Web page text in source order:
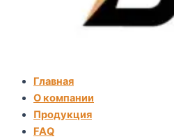
Главная
О компании
Продукция
FAQ